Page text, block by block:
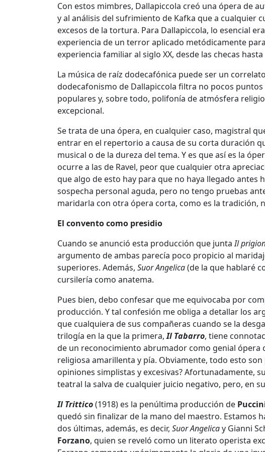
Con estos mimbres, Dallapiccola creó una ópera de
y al análisis del sufrimiento de Kafka que a
excesos de la tortura. Para Dallapiccola, lo esencial
experiencia de un terror aplicado metódicamente
experiencia familiar al siglo XX, desde las checas
La música de raíz dodecafónica puede ser un
dodecafonismo de Dallapiccola filtra no pocos
populares y, sobre todo, polifonía de atmósfera
excepcional.
Se trata de una ópera, en cualquier caso, magistral
entrar en el repertorio a causa de su corta duración
musical o de la dureza del tema. Y es que así es la
ocurre a las de Ravel, peor que cualquier otra
que algo de esto hay para que no haya llegado
sospecha personal aguda, pero no tengo pruebas
maridarla con otra ópera corta, como es la tradición,
El convento como presidio
Cuando se anunció esta producción que juntaIl
argumento de ambas parecía poco propicio al
superiores. Además, Suor Angelica(de la que hablaré
cursilería como anatema.
Pues bien, debo confesar que me equivocaba por
producción. Y tal confesión me obliga a detallar los
que cualquiera de sus compañeras cuando se la
trilogía en la que la primera,Il Tabarro, tiene
de un reconocimiento abrumador como genial ópera
religiosa amarillenta y pía. Obviamente, todo esto
opiniones simplistas y excesivas? Afortunadamente,
teatral la salva de cualquier juicio negativo, pero, en
Il Trittico(1918) es la penúltima producción de
quedó sin finalizar de la mano del maestro. Estamos
dos últimas, además, es decir, Suor Angelicay Gianni
Forzano, quien se reveló como un literato operista